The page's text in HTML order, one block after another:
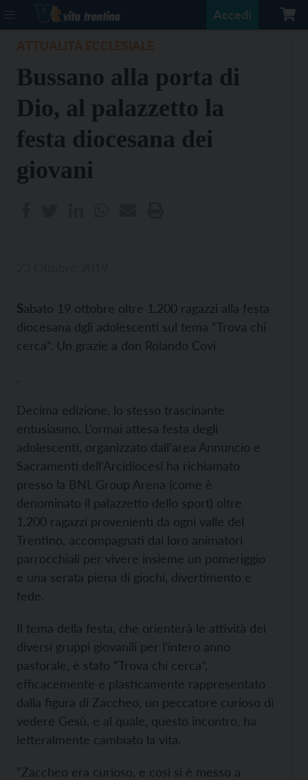
Accedi
Bussano alla porta di
Dio, al palazzetto la
festa diocesana dei
giovani
Sabato 19 ottobre oltre 1.200 ragazzi alla festa
diocesana dgli adolescenti sul tema “Trova chi
cerca”. Un grazie a don Rolando Covi
.
Decima edizione, lo stesso trascinante
entusiasmo. L’ormai attesa festa degli
adolescenti, organizzato dall’area Annuncio e
Sacramenti dell’Arcidiocesi ha richiamato
presso la BNL Group Arena (come è
denominato il palazzetto dello sport) oltre
1.200 ragazzi provenienti da ogni valle del
Trentino, accompagnati dai loro animatori
parrocchiali per vivere insieme un pomeriggio
e una serata piena di giochi, divertimento e
fede.
Il tema della festa, che orienterà le attività dei
diversi gruppi giovanili per l’intero anno
pastorale, è stato “Trova chi cerca”,
efficacemente e plasticamente rappresentato
dalla figura di Zaccheo, un peccatore curioso di
vedere Gesù, e al quale, questo incontro, ha
letteralmente cambiato la vita.
“Zaccheo era curioso, e così si è messo a